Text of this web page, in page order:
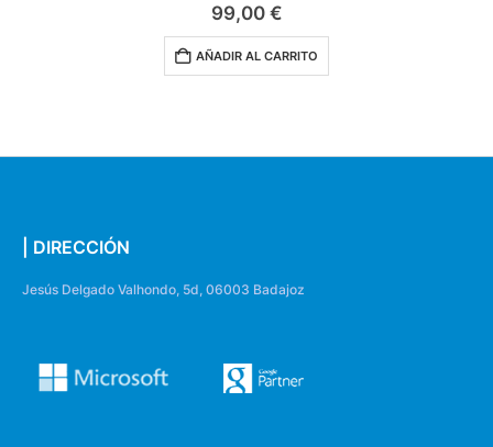
99,00 €
AÑADIR AL CARRITO
| DIRECCIÓN
Jesús Delgado Valhondo, 5d, 06003 Badajoz